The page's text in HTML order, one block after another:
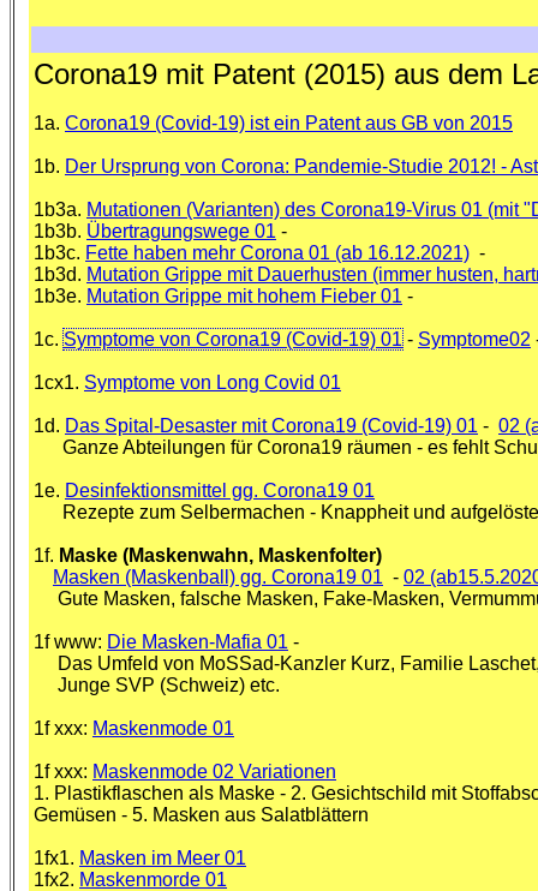
Corona19 mit Patent (2015) aus dem
1a. Corona19 (Covid-19) ist ein Patent aus GB von 2015
1b. Der Ursprung von Corona: Pandemie-Studie 2012! -
1b3a. Mutationen (Varianten) des Corona19-Virus 01 (mit
1b3b. Übertragungswege 01 -
1b3c. Fette haben mehr Corona 01 (ab 16.12.2021) -
1b3d. Mutation Grippe mit Dauerhusten (immer husten,
1b3e. Mutation Grippe mit hohem Fieber 01 -
1c.Symptome von Corona19 (Covid-19) 01- Symptome02
1cx1. Symptome von Long Covid 01
1d. Das Spital-Desaster mit Corona19 (Covid-19) 01 - 02
Ganze Abteilungen für Corona19 räumen - es fehlt
1e. Desinfektionsmittel gg. Corona19 01
Rezepte zum Selbermachen - Knappheit und
1f. Maske (Maskenwahn, Maskenfolter)
Masken (Maskenball) gg. Corona19 01 - 02
Gute Masken, falsche Masken, Fake-Masken,
1f www: Die Masken-Mafia 01 -
Das Umfeld von MoSSad-Kanzler Kurz, Familie
Junge SVP (Schweiz) etc.
1f xxx: Maskenmode 01
1f xxx: Maskenmode 02 Variationen
1. Plastikflaschen als Maske - 2. Gesichtschild mit
Gemüsen - 5. Masken aus Salatblättern
1fx1. Masken im Meer 01
1fx2. Maskenmorde 01